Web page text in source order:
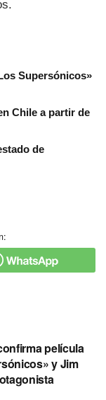
Supersónicos»
Chile a partir de
de
película
y Jim